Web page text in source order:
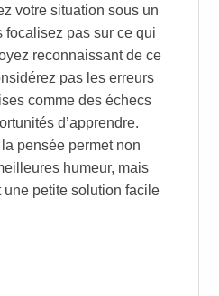
votre situation sous un
focalisez pas sur ce qui
reconnaissant de ce
pas les erreurs
comme des échecs
d’apprendre.
pensée permet non
humeur, mais
petite solution facile